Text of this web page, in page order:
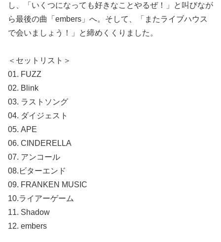
し、「いくつになっても好きなことやるぜ！」と叫びなが
ら最後の曲「embers」へ。そして、「またライブハウス
で会いましょう！」と締めくくりました。
＜セットリスト＞
01. FUZZ
02. Blink
03. ラストソング
04. ダイジェスト
05. APE
06. CINDERELLA
07. アンコール
08.ビターエンド
09. FRANKEN MUSIC
10.ライアーゲーム
11. Shadow
12. embers